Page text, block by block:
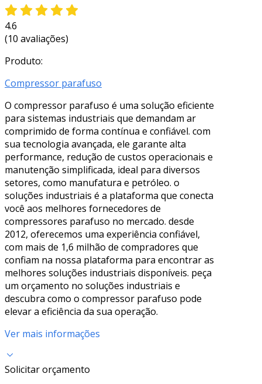
4.6
(10 avaliações)
Produto:
Compressor parafuso
O compressor parafuso é uma solução eficiente
para sistemas industriais que demandam ar
comprimido de forma contínua e confiável. com
sua tecnologia avançada, ele garante alta
performance, redução de custos operacionais e
manutenção simplificada, ideal para diversos
setores, como manufatura e petróleo. o
soluções industriais é a plataforma que conecta
você aos melhores fornecedores de
compressores parafuso no mercado. desde
2012, oferecemos uma experiência confiável,
com mais de 1,6 milhão de compradores que
confiam na nossa plataforma para encontrar as
melhores soluções industriais disponíveis. peça
um orçamento no soluções industriais e
descubra como o compressor parafuso pode
elevar a eficiência da sua operação.
Ver mais informações
Solicitar orçamento